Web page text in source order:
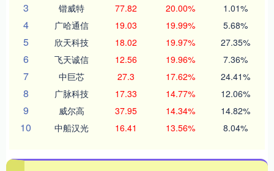
3 锴威特 77.82 20.00% 1.01%
4 广哈通信 19.03 19.99% 5.68%
5 欣天科技 18.02 19.97% 27.35%
6 飞天诚信 12.56 19.96% 7.36%
7 中巨芯 27.3 17.62% 24.41%
8 广脉科技 17.33 14.77% 12.06%
9 威尔高 37.95 14.34% 14.82%
10 中船汉光 16.41 13.56% 8.04%